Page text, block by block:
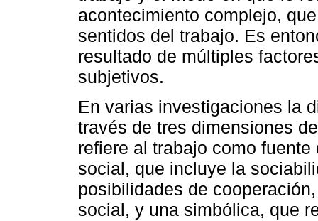
acontecimiento complejo,
sentidos del trabajo. Es
resultado de múltiples
subjetivos.
En varias investigaciones la
través de tres dimensiones
refiere al trabajo como
social, que incluye la
posibilidades de
social, y una simbólica, que